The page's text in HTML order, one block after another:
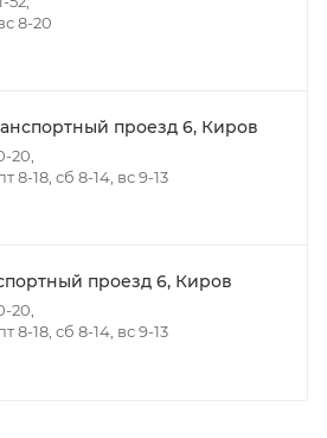
точек для погрузки товаров.
- Украинская
р-он, Коминтерн, Костино и
8-20
проезд 6, Киров
20,
18, сб 8-14, вс 9-13
проезд 6, Киров
20,
18, сб 8-14, вс 9-13